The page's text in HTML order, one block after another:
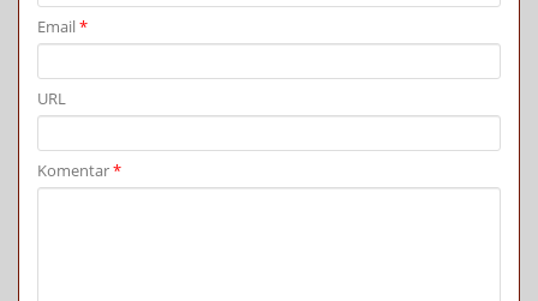
Email*
URL
Komentar*